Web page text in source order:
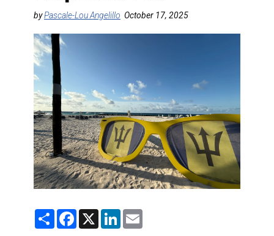
DESTINATIONS
AGENTS DE VOYAGE
FORMATION & RESSOURCES
byPascale-Lou Angelillo October 17, 2025
S
F
X
L